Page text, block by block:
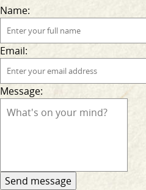
Name:
Email:
Message: